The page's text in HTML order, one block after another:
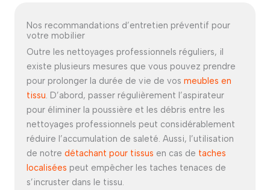
Nos recommandations d’entretien préventif pour
votre mobilier
Outre les nettoyages professionnels réguliers, il
existe plusieurs mesures que vous pouvez prendre
pour prolonger la durée de vie de vos meubles en
tissu. D’abord, passer régulièrement l’aspirateur
pour éliminer la poussière et les débris entre les
nettoyages professionnels peut considérablement
réduire l’accumulation de saleté. Aussi, l’utilisation
de notre détachant pour tissus en cas de taches
localisées peut empêcher les taches tenaces de
s’incruster dans le tissu.